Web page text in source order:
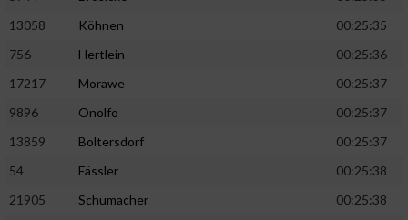
13058
Köhnen
00:25:35
756
Hertlein
00:25:36
17217
Morawe
00:25:37
9896
Onolfo
00:25:37
13859
Boltersdorf
00:25:37
54
Fässler
00:25:38
21905
Schumacher
00:25:38